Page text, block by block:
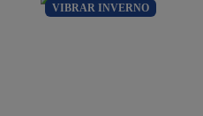
VIBRAR INVERNO